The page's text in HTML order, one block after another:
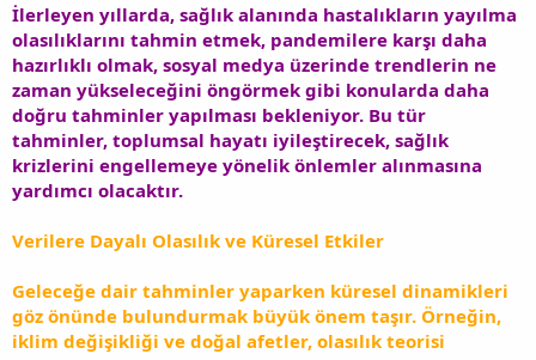
İlerleyen yıllarda, sağlık alanında hastalıkların yayılma
olasılıklarını tahmin etmek, pandemilere karşı daha
hazırlıklı olmak, sosyal medya üzerinde trendlerin ne
zaman yükseleceğini öngörmek gibi konularda daha
doğru tahminler yapılması bekleniyor. Bu tür
tahminler, toplumsal hayatı iyileştirecek, sağlık
krizlerini engellemeye yönelik önlemler alınmasına
yardımcı olacaktır.
Verilere Dayalı Olasılık ve Küresel Etkiler
Geleceğe dair tahminler yaparken küresel dinamikleri
göz önünde bulundurmak büyük önem taşır. Örneğin,
iklim değişikliği ve doğal afetler, olasılık teorisi